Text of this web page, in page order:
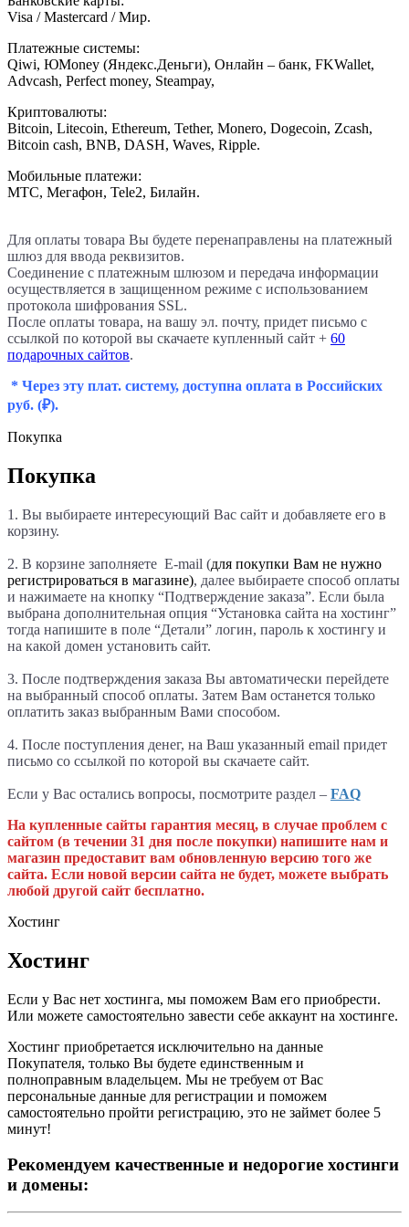
Visa / Mastercard / Мир.
Платежные системы:
Qiwi, ЮMoney (Яндекс.Деньги), Онлайн – банк, FKWallet,
Advcash, Perfect money, Steampay,
Криптовалюты:
Bitcoin, Litecoin, Ethereum, Tether, Monero, Dogecoin, Zcash,
Bitcoin cash, BNB, DASH, Waves, Ripple.
Мобильные платежи:
МТС, Мегафон, Tele2, Билайн.
Для оплаты товара Вы будете перенаправлены на платежный
шлюз для ввода реквизитов.
Соединение с платежным шлюзом и передача информации
осуществляется в защищенном режиме с использованием
протокола шифрования SSL.
После оплаты товара, на вашу эл. почту, придет письмо с
ссылкой по которой вы скачаете купленный сайт + 60
подарочных сайтов.
* Через эту плат. систему, доступна оплата в Российских
руб. (₽).
Покупка
Покупка
1. Вы выбираете интересующий Вас сайт и добавляете его в
корзину.
2. В корзине заполняете E-mail (для покупки Вам не нужно
регистрироваться в магазине), далее выбираете способ оплаты
и нажимаете на кнопку “Подтверждение заказа”. Если была
выбрана дополнительная опция “Установка сайта на хостинг”
тогда напишите в поле “Детали” логин, пароль к хостингу и
на какой домен установить сайт.
3. После подтверждения заказа Вы автоматически перейдете
на выбранный способ оплаты. Затем Вам останется только
оплатить заказ выбранным Вами способом.
4. После поступления денег, на Ваш указанный email придет
письмо со ссылкой по которой вы скачаете сайт.
Если у Вас остались вопросы, посмотрите раздел – FAQ
На купленные сайты гарантия месяц, в случае проблем с
сайтом (в течении 31 дня после покупки) напишите нам и
магазин предоставит вам обновленную версию того же
сайта. Если новой версии сайта не будет, можете выбрать
любой другой сайт бесплатно.
Хостинг
Хостинг
Если у Вас нет хостинга, мы поможем Вам его приобрести.
Или можете самостоятельно завести себе аккаунт на хостинге.
Хостинг приобретается исключительно на данные
Покупателя, только Вы будете единственным и
полноправным владельцем. Мы не требуем от Вас
персональные данные для регистрации и поможем
самостоятельно пройти регистрацию, это не займет более 5
минут!
Рекомендуем качественные и недорогие хостинги
и домены: